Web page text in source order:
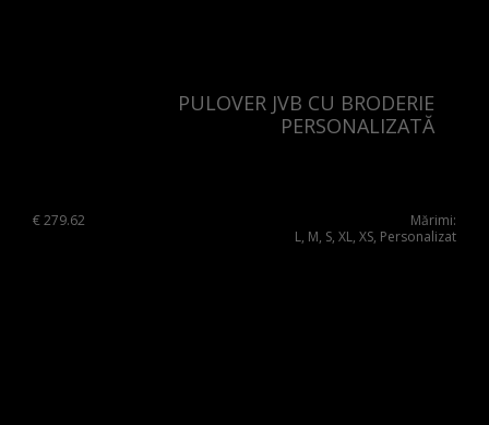
PULOVER JVB CU BRODERIE
PERSONALIZATĂ
€279.62
Mărimi:
L, M, S, XL, XS, Personalizat